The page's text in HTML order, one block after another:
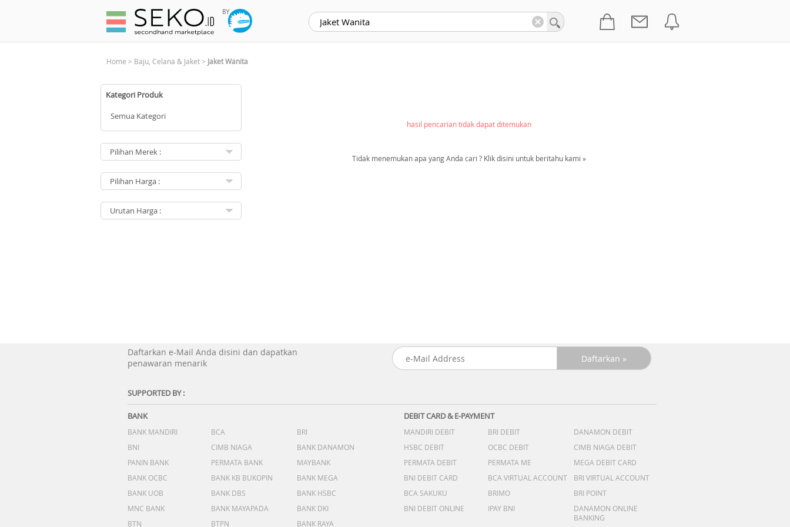
Home > Baju, Celana & Jaket> Jaket Wanita
Kategori Produk
Semua Kategori
hasil pencarian tidak dapat ditemukan
Tidak menemukan apa yang Anda cari ? Klik disini untuk beritahu kami »
Daftarkan e-Mail Anda disini dan dapatkan
penawaran menarik
SUPPORTED BY :
BANK
BANK MANDIRI BCA
BRI
BNI
CIMB NIAGA
BANK DANAMON
PANIN BANK
PERMATA BANK
MAYBANK
BANK OCBC
BANK KB BUKOPIN
BANK MEGA
BANK UOB
BANK DBS
BANK HSBC
MNC BANK
BANK MAYAPADA
BANK DKI
BTN
BTPN BANK RAYA
DEBIT CARD & E-PAYMENT
MANDIRI DEBIT BRI DEBIT
DANAMON DEBIT
HSBC DEBIT
OCBC DEBIT
CIMB NIAGA DEBIT
PERMATA DEBIT
PERMATA ME
MEGA DEBIT CARD
BNI DEBIT CARD
BCA VIRTUAL ACCOUNT
BRI VIRTUAL ACCOUNT
BCA SAKUKU
BRIMO
BRI POINT
BNI DEBIT ONLINE
IPAY BNI
DANAMON ONLINE
BANKING